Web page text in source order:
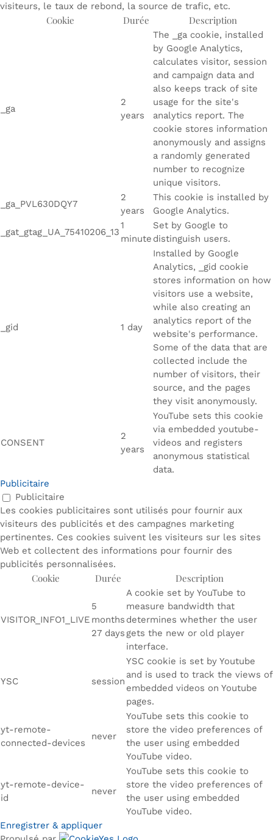
visiteurs, le taux de rebond, la source de trafic, etc.
Cookie Durée Description
_ga
2
years
The _ga cookie, installed
by Google Analytics,
calculates visitor, session
and campaign data and
also keeps track of site
usage for the site's
analytics report. The
cookie stores information
anonymously and assigns
a randomly generated
number to recognize
unique visitors.
_ga_PVL630DQY7
2
years
This cookie is installed by
Google Analytics.
_gat_gtag_UA_75410206_13
1
minute
Set by Google to
distinguish users.
_gid 1 day
Installed by Google
Analytics, _gid cookie
stores information on how
visitors use a website,
while also creating an
analytics report of the
website's performance.
Some of the data that are
collected include the
number of visitors, their
source, and the pages
they visit anonymously.
CONSENT
2
years
YouTube sets this cookie
via embedded youtube-
videos and registers
anonymous statistical
data.
Publicitaire
Publicitaire
Les cookies publicitaires sont utilisés pour fournir aux
visiteurs des publicités et des campagnes marketing
pertinentes. Ces cookies suivent les visiteurs sur les sites
Web et collectent des informations pour fournir des
publicités personnalisées.
Cookie Durée Description
VISITOR_INFO1_LIVE
5
months
27 days
A cookie set by YouTube to
measure bandwidth that
determines whether the user
gets the new or old player
interface.
YSC session
YSC cookie is set by Youtube
and is used to track the views of
embedded videos on Youtube
pages.
yt-remote-
connected-devices
never
YouTube sets this cookie to
store the video preferences of
the user using embedded
YouTube video.
yt-remote-device-
id
never
YouTube sets this cookie to
store the video preferences of
the user using embedded
YouTube video.
Enregistrer & appliquer